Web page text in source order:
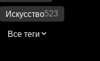
Искусство523
Все теги